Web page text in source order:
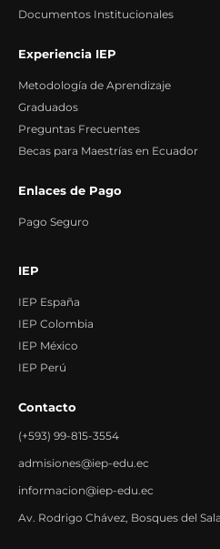
Documentos Institucionales
Experiencia IEP
Metodología de Aprendizaje
Graduados
Preguntas Frecuentes
Becas para Maestrías en Ecuador
Enlaces de Pago
Pago Seguro
IEP
IEP España
IEP Colombia
IEP México
IEP Perú
Contacto
(+593) 99-815-3554
admisiones@iep-edu.ec
informacion@iep-edu.ec
Av. Rodrigo Chávez, Bosques del